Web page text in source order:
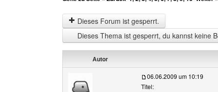
Dieses Forum ist gesperrt.
Dieses Thema ist gesperrt, du kannst keine
Autor
06.06.2009 um 10:19
Titel: